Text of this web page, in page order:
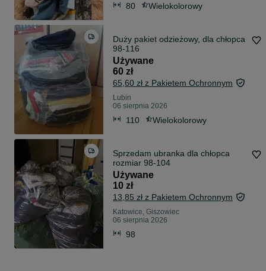
80 Wielokolorowy
Duży pakiet odzieżowy, dla chłopca
98-116
Używane
60 zł
65,60 zł z Pakietem Ochronnym
Lubin
06 sierpnia 2026
110 Wielokolorowy
Sprzedam ubranka dla chłopca
rozmiar 98-104
Używane
10 zł
13,85 zł z Pakietem Ochronnym
Katowice, Giszowiec
06 sierpnia 2026
98